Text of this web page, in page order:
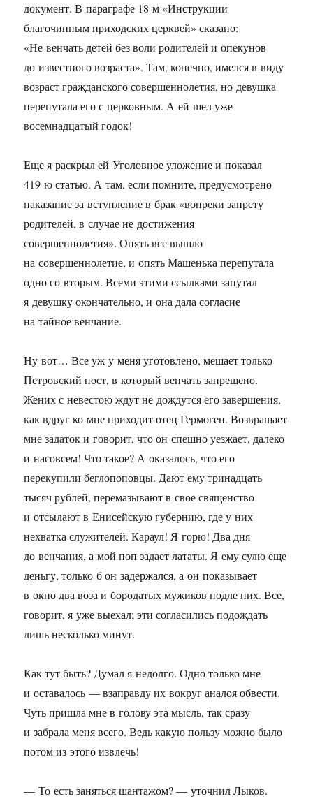
документ. В параграфе 18-м «Инструкции
благочинным приходских церквей» сказано:
«Не венчать детей без воли родителей и опекунов
до известного возраста». Там, конечно, имелся в виду
возраст гражданского совершеннолетия, но девушка
перепутала его с церковным. А ей шел уже
восемнадцатый годок!
Еще я раскрыл ей Уголовное уложение и показал
419-юстатью. А там, если помните, предусмотрено
наказание за вступление в брак «вопреки запрету
родителей, в случае не достижения
совершеннолетия». Опять все вышло
на совершеннолетие, и опять Машенька перепутала
одно со вторым. Всеми этими ссылками запутал
я девушку окончательно, и она дала согласие
на тайное венчание.
Ну вот… Все уж у меня уготовлено, мешает только
Петровский пост, в который венчать запрещено.
Жених с невестою ждут не дождутся его завершения,
как вдруг ко мне приходит отец Гермоген. Возвращает
мне задаток и говорит, что он спешно уезжает, далеко
и насовсем! Что такое? А оказалось, что его
перекупили беглопоповцы. Дают ему тринадцать
тысяч рублей, перемазывают в свое священство
и отсылают в Енисейскую губернию, где у них
нехватка служителей. Караул! Я горю! Два дня
до венчания, а мой поп задает лататы. Я ему сулю еще
деньгу, только б он задержался, а он показывает
в окно два воза и бородатых мужиков подле них. Все,
говорит, я уже выехал; эти согласились подождать
лишь несколько минут.
Как тут быть? Думал я недолго. Одно только мне
и оставалось — взаправду их вокруг аналоя обвести.
Чуть пришла мне в голову эта мысль, так сразу
и забрала меня всего. Ведь какую пользу можно было
потом из этого извлечь!
— То есть заняться шантажом? — уточнил Лыков.